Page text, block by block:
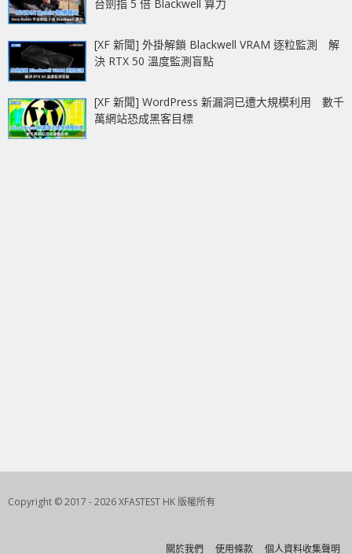
台劍指 5 倍 Blackwell 算力
[XF 新聞] 外掛解鎖 Blackwell VRAM 逐粒監測 解
決 RTX 50 溫度監測盲點
[XF 新聞] WordPress 新漏洞已遭大規模利用 數千
萬網站恐成黑客目標
Copyright © 2017 - 2026 XFASTEST HK 版權所有
關於我們 使用條款 個人資料收集聲明